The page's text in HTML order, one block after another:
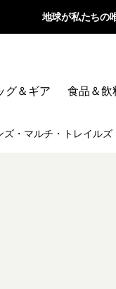
地球が私たちの
グ＆ギア 食品＆飲
ズ・マルチ・トレイル